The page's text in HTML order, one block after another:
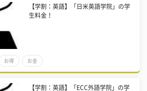
【学割：英語】「日米英語学院」の学
生料金！
お得 お金
【学割：英語】「ECC外語学院」の学